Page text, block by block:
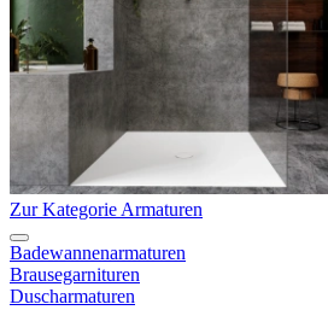
Zur Kategorie Armaturen
Badewannenarmaturen
Brausegarnituren
Duscharmaturen